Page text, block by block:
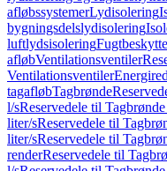
afløbssystemerLydisolering
bygningsdelslydisolering
luftlydsisolering
afløbVentilationsventiler
Ventilationsventiler
tagafløbTagbrønde
l/sReservedele til
liter/sReservedele til
liter/sReservedele til
renderReservedele til